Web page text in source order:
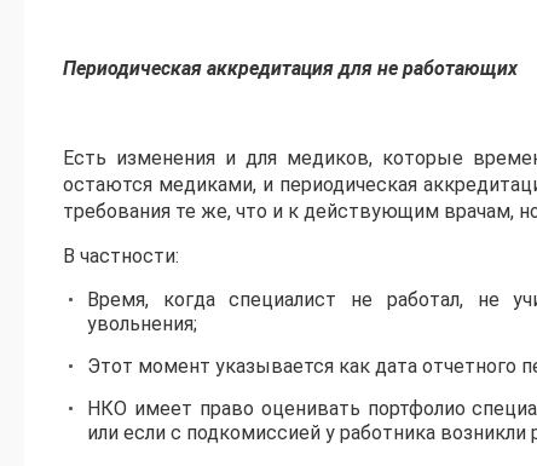
Периодическая аккредитация для не работающих
Есть изменения и для медиков, которые
остаются медиками, и периодическая
требования те же, что и к действующим врачам,
В частности:
Время, когда специалист не работал, не
увольнения;
Этот момент указывается как дата отчетного
НКО имеет право оценивать портфолио
или если с подкомиссией у работника возникли